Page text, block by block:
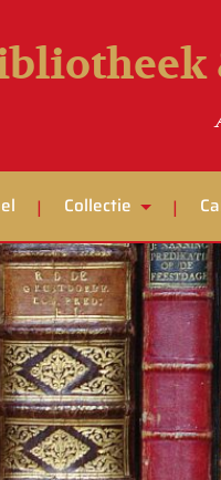
Collectie